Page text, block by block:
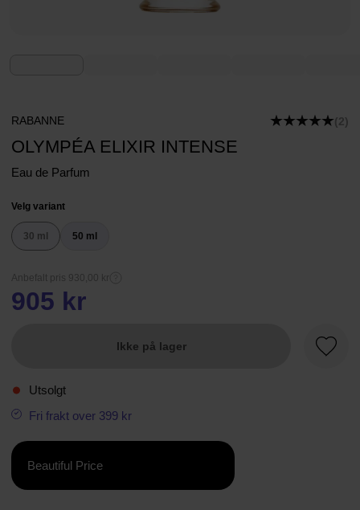
RABANNE (2)
OLYMPÉA ELIXIR INTENSE
Eau de Parfum
Velg variant
30 ml 50 ml
Anbefalt pris 930,00 kr
905 kr
Ikke på lager
Utsolgt
Fri frakt over 399 kr
Beautiful Price